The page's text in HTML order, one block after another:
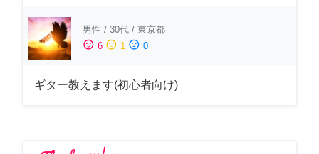
男性 / 30代 / 東京都
sentiment_satisfied 6 sentiment_neutral 1 sentiment_dissatisfied 0
ギター教えます(初心者向け)